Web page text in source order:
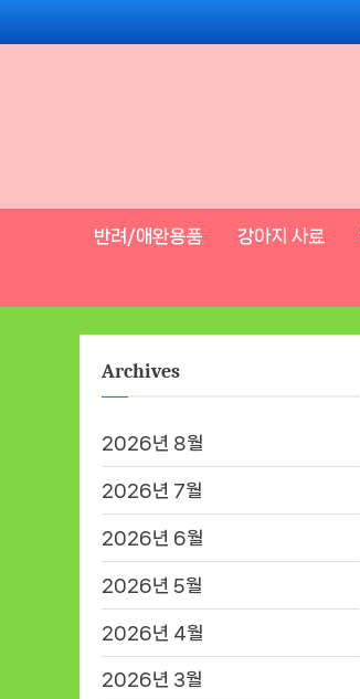
to
반려/애완용품 강아지 사료
Archives
2026년 8월
2026년 7월
2026년 6월
2026년 5월
2026년 4월
2026년 3월